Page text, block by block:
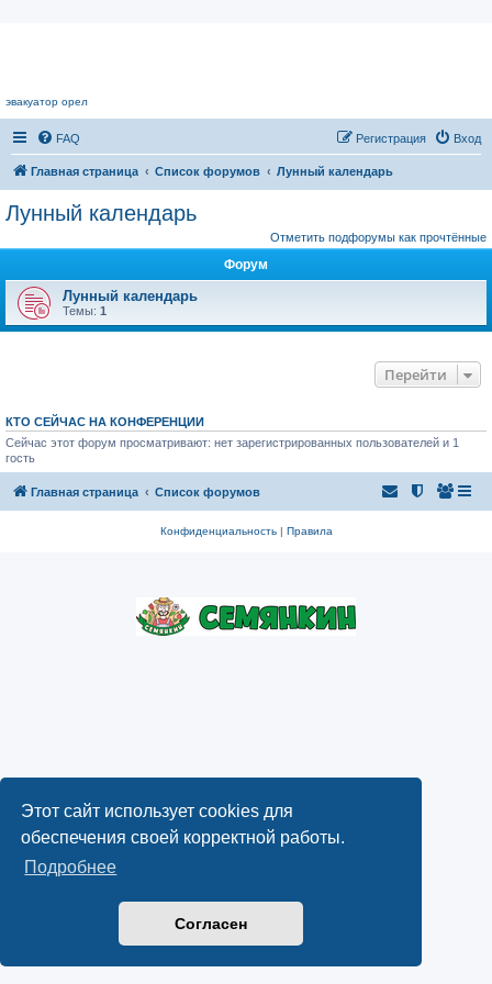
Этот сайт использует cookies для
обеспечения своей корректной работы.
Подробнее
Согласен
эвакуатор орел
FAQ Вход
Регистрация
Главная страница Список форумов Лунный календарь
Лунный календарь
Отметить подфорумы как прочтённые
Форум
Лунный календарь
Темы: 1
Перейти
КТО СЕЙЧАС НА КОНФЕРЕНЦИИ
Сейчас этот форум просматривают: нет зарегистрированных пользователей и 1
гость
Главная страница Список форумов
Конфиденциальность| Правила